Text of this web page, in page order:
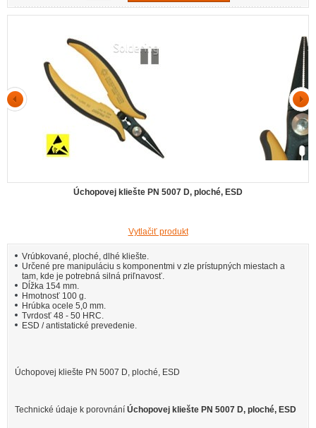
Úchopovej kliešte PN 5007 D, ploché, ESD
Vytlačiť produkt
Vrúbkované, ploché, dlhé kliešte.
Určené pre manipuláciu s komponentmi v zle prístupných miestach a
tam, kde je potrebná silná priľnavosť.
Dĺžka 154 mm.
Hmotnosť 100 g.
Hrúbka ocele 5,0 mm.
Tvrdosť 48 - 50 HRC.
ESD / antistatické prevedenie.
Úchopovej kliešte PN 5007 D, ploché, ESD
Technické údaje k porovnání Úchopovej kliešte PN 5007 D, ploché, ESD